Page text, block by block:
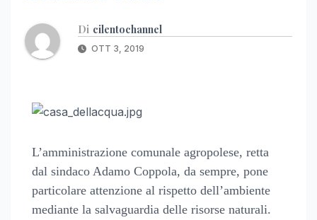
Di cilentochannel
OTT 3, 2019
L’amministrazione comunale agropolese, retta
dal sindaco Adamo Coppola, da sempre, pone
particolare attenzione al rispetto dell’ambiente
mediante la salvaguardia delle risorse naturali.